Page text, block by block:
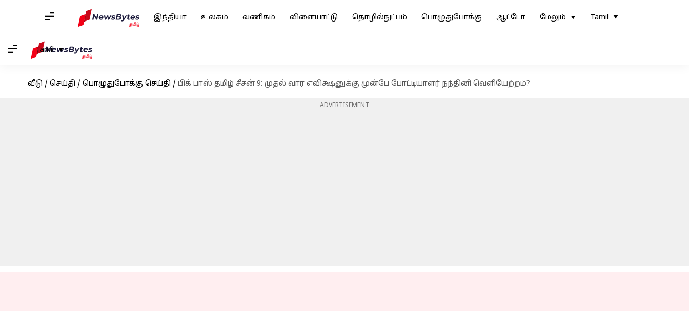
இந்தியா உலகம் வணிகம் விளையாட்டு தொழில்நுட்பம் பொழுதுபோக்கு ஆட்டோ மேலும் Tamil
Tamil
வீடு / செய்தி / பொழுதுபோக்கு செய்தி / பிக் பாஸ் தமிழ் சீசன் 9: முதல் வார எவிக்ஷனுக்கு முன்பே போட்டியாளர் நந்தினி வெளியேற்றம்?
ADVERTISEMENT